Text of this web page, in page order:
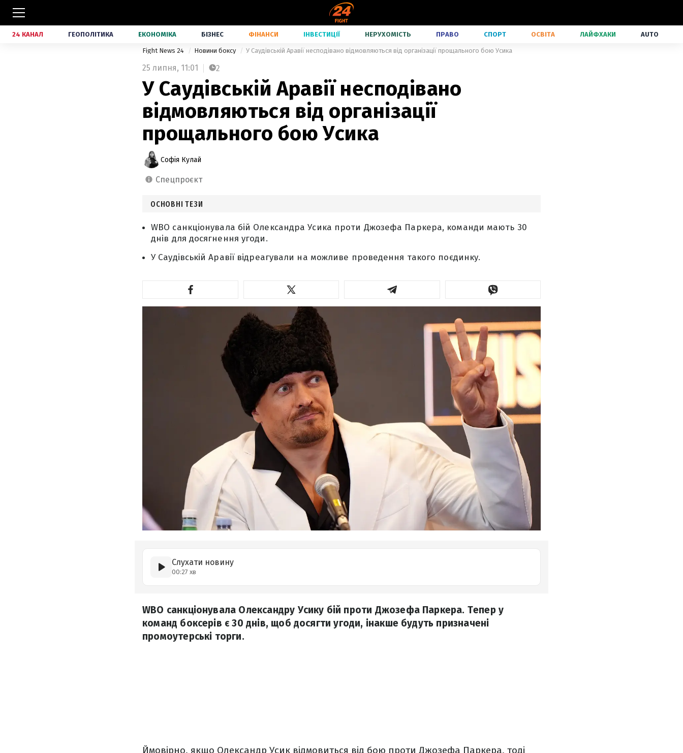
24 КАНАЛ ГЕОПОЛІТИКА ЕКОНОМІКА БІЗНЕС ФІНАНСИ ІНВЕСТИЦІЇ НЕРУХОМІСТЬ ПРАВО СПОРТ ОСВІТА ЛАЙФХАКИ AUTO
Fight News 24 Новини боксу У Саудівській Аравії несподівано відмовляються від організації прощального бою Усика
25 липня, 11:01 2
У Саудівській Аравії несподівано
відмовляються від організації
прощального бою Усика
Софія Кулай
спецпроєкт
ОСНОВНІ ТЕЗИ
WBO санкціонувала бій Олександра Усика проти Джозефа Паркера, команди мають 30
днів для досягнення угоди.
У Саудівській Аравії відреагували на можливе проведення такого поєдинку.
Слухати новину
00:27 хв
WBO санкціонувала Олександру Усику бій проти Джозефа Паркера. Тепер у
команд боксерів є 30 днів, щоб досягти угоди, інакше будуть призначені
промоутерські торги.
Ймовірно, якщо Олександр Усик відмовиться від бою проти Джозефа Паркера, тоді